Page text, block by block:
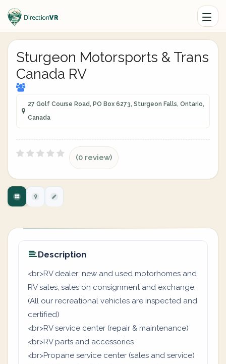
Sturgeon Motorsports & Trans
Canada RV
27 Golf Course Road, PO Box 6273, Sturgeon Falls, Ontario,
Canada
(0 review)
Description
<br>RV dealer: new and used motorhomes and
RV sales, sales on consignment and exchange.
(All our recreational vehicles are inspected and
certified)
<br>RV service center (repair & maintenance)
<br>RV parts and accessories
<br>Propane service center (sales and service)